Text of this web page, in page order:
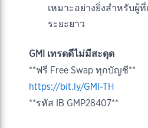
เหมาะอย่างยิ่งสำหรับผู้
ระยะยาว
GMI เทรดดีไม่มีสะดุด
**ฟรี Free Swap ทุกบัญชี**
https://bit.ly/GMI-TH
**รหัส IB GMP28407**